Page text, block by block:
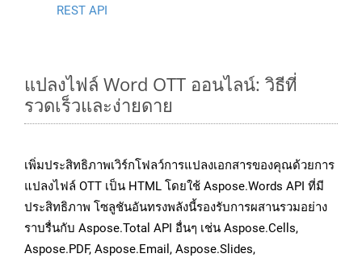
REST API
แปลงไฟล์ Word OTT ออนไลน์: วิธีที่
รวดเร็วและง่ายดาย
เพิ่มประสิทธิภาพเวิร์กโฟลว์การแปลงเอกสารของคุณด้วยการ
แปลงไฟล์ OTT เป็น HTML โดยใช้ Aspose.Words API ที่มี
ประสิทธิภาพ โซลูชันอันทรงพลังนี้รองรับการผสานรวมอย่าง
ราบรื่นกับ Aspose.Total API อื่นๆ เช่น Aspose.Cells,
Aspose.PDF, Aspose.Email, Aspose.Slides,